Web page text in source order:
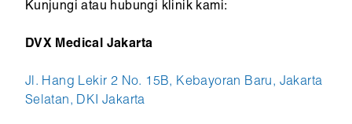
Kunjungi atau hubungi klinik kami:
DVX Medical Jakarta
Jl. Hang Lekir 2 No. 15B, Kebayoran Baru, Jakarta
Selatan, DKI Jakarta